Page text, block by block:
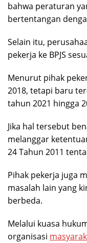
bahwa peraturan
bertentangan
Selain itu,
pekerja ke BPJS
Menurut pihak
2018, tetapi baru
tahun 2021 hingga
Jika hal tersebut
melanggar
24 Tahun 2011
Pihak pekerja juga
masalah lain yang
berbeda.
Melalui kuasa
organisasi